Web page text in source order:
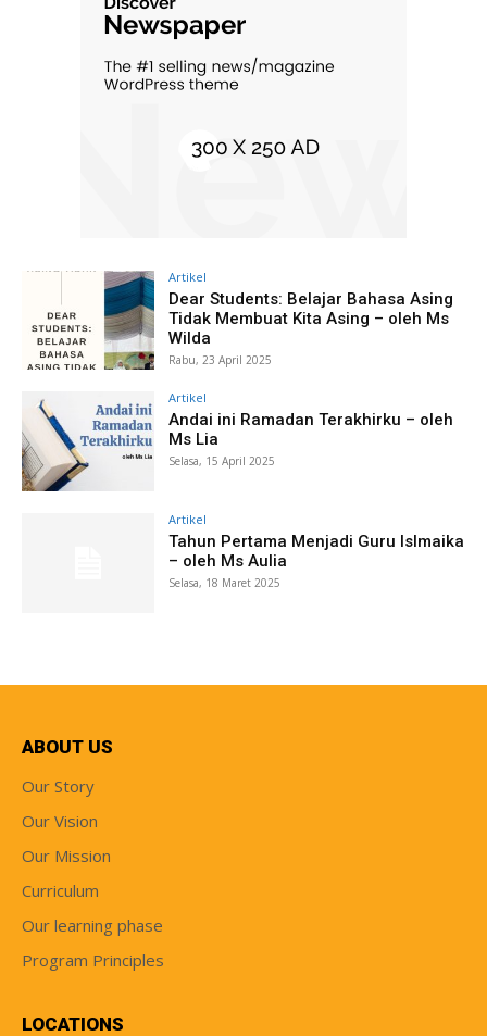
Artikel
Dear Students: Belajar Bahasa Asing
Tidak Membuat Kita Asing – oleh Ms
Wilda
Rabu, 23 April 2025
Artikel
Andai ini Ramadan Terakhirku – oleh
Ms Lia
Selasa, 15 April 2025
Artikel
Tahun Pertama Menjadi Guru Islmaika
– oleh Ms Aulia
Selasa, 18 Maret 2025
ABOUT US
Our Story
Our Vision
Our Mission
Curriculum
Our learning phase
Program Principles
LOCATIONS